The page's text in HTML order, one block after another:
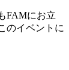
FAMにお立
のイベントに